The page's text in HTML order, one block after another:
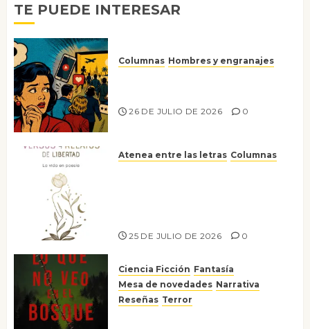
TE PUEDE INTERESAR
Columnas Hombres y engranajes
26 DE JULIO DE 2026 0
Atenea entre las letras Columnas
25 DE JULIO DE 2026 0
Ciencia Ficción Fantasía
Mesa de novedades Narrativa
Reseñas Terror